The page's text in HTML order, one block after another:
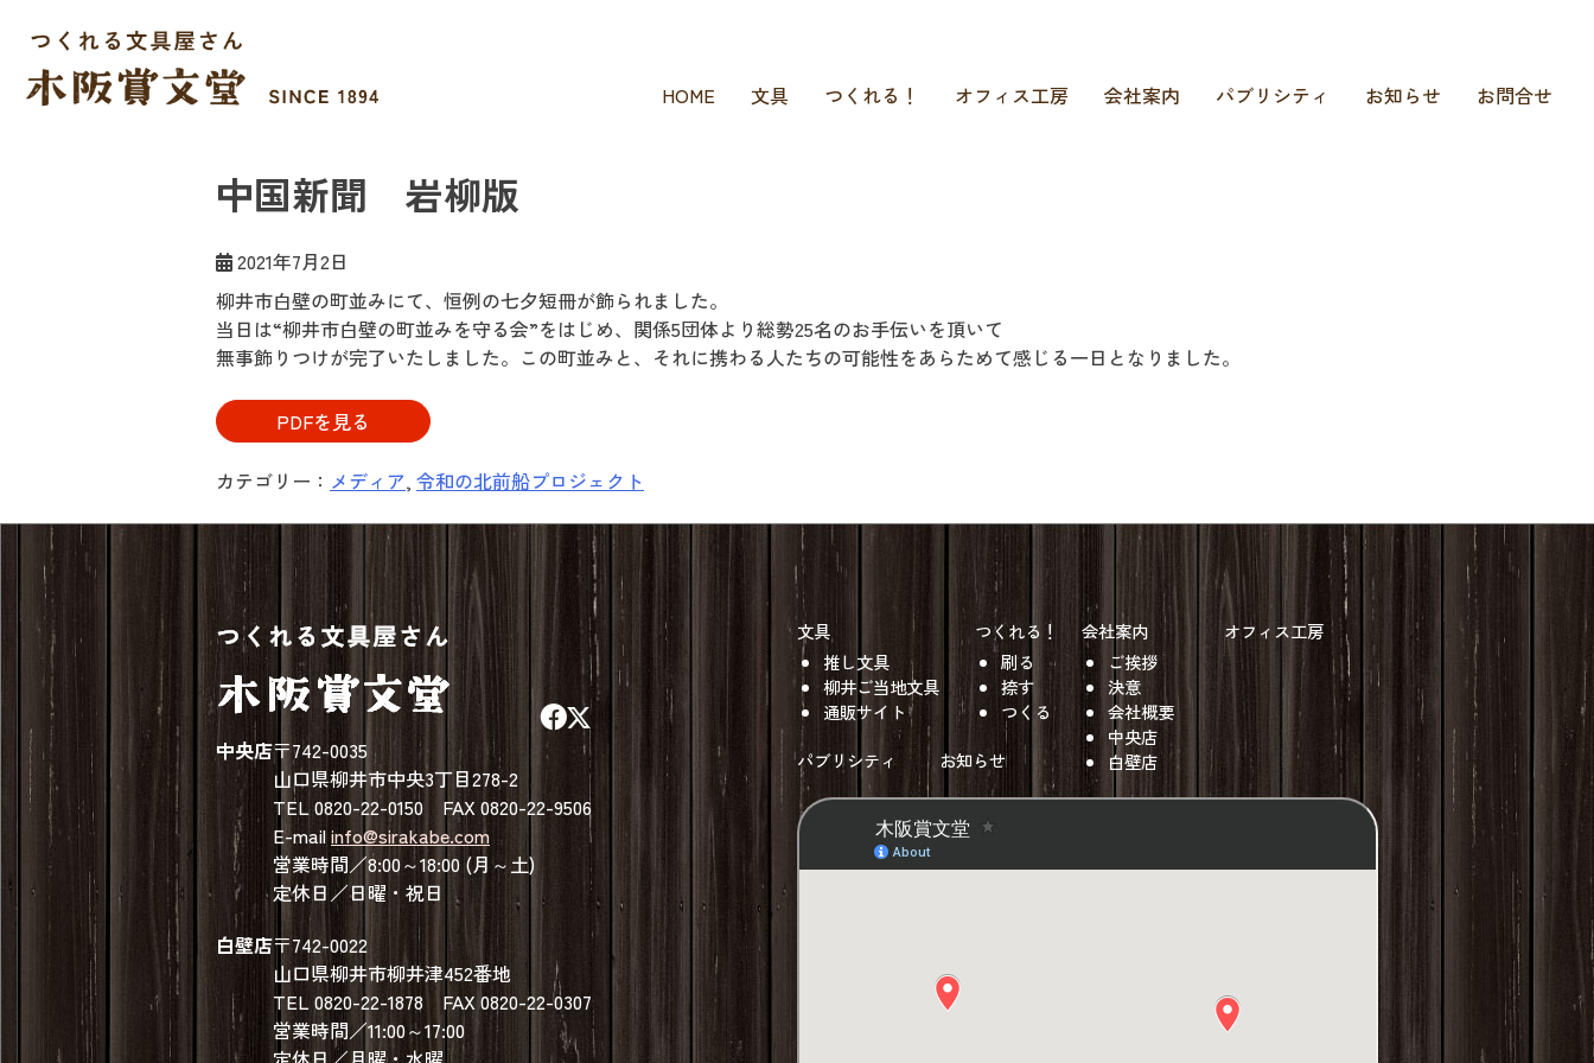
Skip
content
HOME 文具 つくれる！ オフィス工房 会社案内 パブリシティ お知らせ お問合せ
中国新聞 岩柳版
2021年7月2日
柳井市白壁の町並みにて、恒例の七夕短冊が飾られました。
当日は“柳井市白壁の町並みを守る会”をはじめ、関係5団体より総勢25名のお手伝いを頂いて
無事飾りつけが完了いたしました。この町並みと、それに携わる人たちの可能性をあらためて感じる一日となりました。
PDFを見る
カテゴリー： メディア, 令和の北前船プロジェクト
中央店〒742-0035
山口県柳井市中央3丁目278-2
TEL 0820-22-0150 FAX 0820-22-9506
E-mailinfo@sirakabe.com
営業時間／8:00～18:00 (月～土)
定休日／日曜・祝日
白壁店〒742-0022
山口県柳井市柳井津452番地
TEL 0820-22-1878 FAX 0820-22-0307
営業時間／11:00～17:00
文具
推し文具
柳井ご当地文具
通販サイト
つくれる！
刷る
捺す
つくる
会社案内
ご挨拶
決意
会社概要
中央店
白壁店
オフィス工房
パブリシティ お知らせ